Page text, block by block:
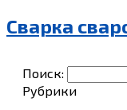
Сварка
Поиск:
Рубрики